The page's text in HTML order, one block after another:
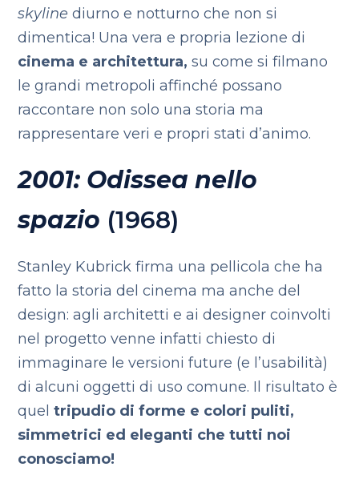
skyline diurno e notturno che non si
dimentica! Una vera e propria lezione di
cinema e architettura, su come si filmano
le grandi metropoli affinché possano
raccontare non solo una storia ma
rappresentare veri e propri stati d’animo.
2001: Odissea nello
spazio (1968)
Stanley Kubrick firma una pellicola che ha
fatto la storia del cinema ma anche del
design: agli architetti e ai designer coinvolti
nel progetto venne infatti chiesto di
immaginare le versioni future (e l’usabilità)
di alcuni oggetti di uso comune. Il risultato è
quel tripudio di forme e colori puliti,
simmetrici ed eleganti che tutti noi
conosciamo!